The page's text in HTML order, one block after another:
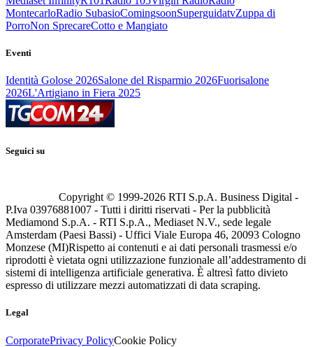
MontecarloRadio SubasioComingsoonSuperguidatvZuppa di
PorroNon SprecareCotto e Mangiato
Eventi
Identità Golose 2026Salone del Risparmio 2026Fuorisalone
2026L'Artigiano in Fiera 2025
Seguici su
Copyright © 1999-2026 RTI S.p.A. Business Digital -
P.Iva 03976881007 - Tutti i diritti riservati - Per la pubblicità
Mediamond S.p.A. - RTI S.p.A., Mediaset N.V., sede legale
Amsterdam (Paesi Bassi) - Uffici Viale Europa 46, 20093 Cologno
Monzese (MI)Rispetto ai contenuti e ai dati personali trasmessi e/o
riprodotti è vietata ogni utilizzazione funzionale all’addestramento di
sistemi di intelligenza artificiale generativa. È altresì fatto divieto
espresso di utilizzare mezzi automatizzati di data scraping.
Legal
CorporatePrivacy PolicyCookie Policy